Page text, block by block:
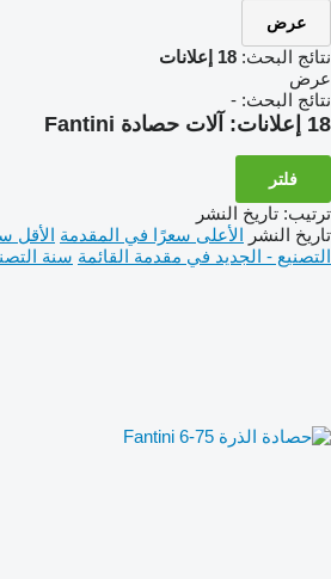
عرض
نتائج البحث: 18 إعلانات
عرض
نتائج البحث: -
18 إعلانات: آلات حصادة Fantini
فلتر
ترتيب: تاريخ النشر
تاريخ النشر الأعلى سعرًا في المقدمة الأقل
التصنيع - الجديد في مقدمة القائمة سنة